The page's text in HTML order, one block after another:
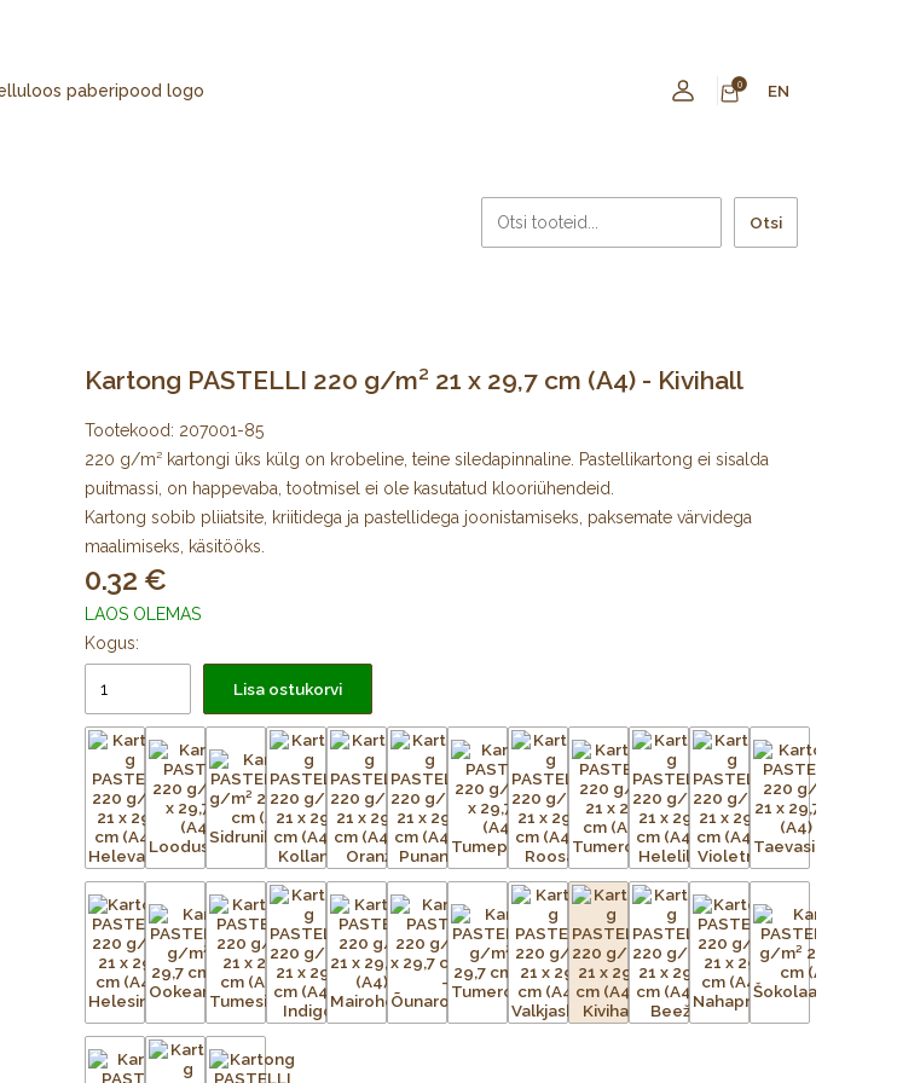
0 EN
Otsi
Kartong PASTELLI 220 g/m² 21 x 29,7 cm (A4) - Kivihall
Tootekood: 207001-85
220 g/m² kartongi üks külg on krobeline, teine siledapinnaline. Pastellikartong ei sisalda
puitmassi, on happevaba, tootmisel ei ole kasutatud klooriühendeid.
Kartong sobib pliiatsite, kriitidega ja pastellidega joonistamiseks, paksemate värvidega
maalimiseks, käsitööks.
0.32
LAOS OLEMAS
Kogus:
Lisa ostukorvi